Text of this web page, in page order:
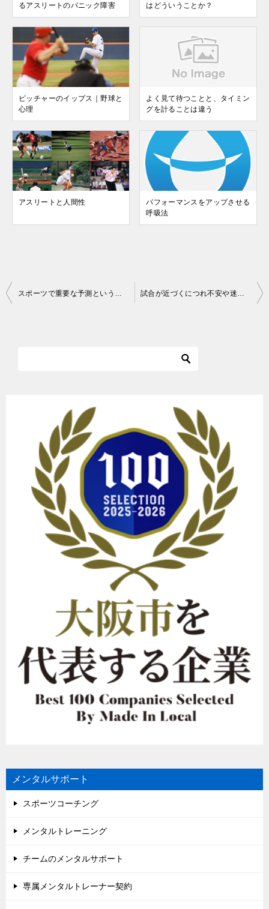
るアスリートのパニック障害
はどういうことか？
ピッチャーのイップス｜野球と
心理
よく見て待つことと、タイミン
グを計ることは違う
アスリートと人間性
パフォーマンスをアップさせる
呼吸法
投
メンタルサポート
スポーツコーチング
メンタルトレーニング
チームのメンタルサポート
専属メンタルトレーナー契約